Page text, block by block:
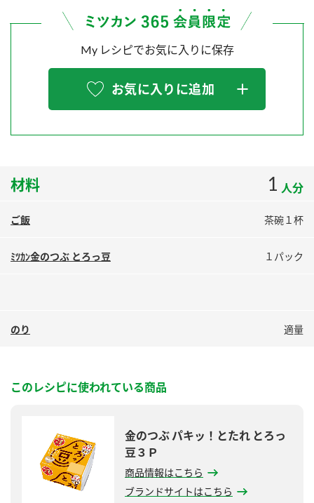
炊き込みご飯の素 米飯用調味液
納豆のサイト
お酢を知ろう！
ぽん酢サワー
ミツカンのCM
ZENB initiative
MIM（ミツカンミュージアム）
キッザニア東京「ぽん酢工房」
お客様相談センター
お客様の声をいかしました
販売終了製品のご案内
よくあるご質問
地図から取り扱い店舗を探す
My レシピでお気に入りに保存
お気に入りに追加
材料 1 人分
ご飯 茶碗１杯
ﾐﾂｶﾝ金のつぶ とろっ豆 １パック
のり 適量
このレシピに使われている商品
金のつぶ パキッ！とたれ とろっ
豆３Ｐ
商品情報はこちら
ブランドサイトはこちら